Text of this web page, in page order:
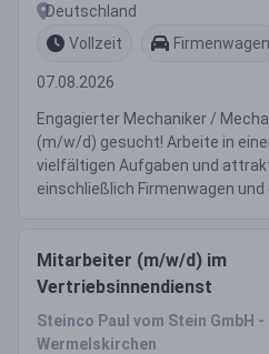
Deutschland
Vollzeit
Firmenwagen
07.08.2026
Engagierter Mechaniker /
(m/w/d) gesucht! Arbeite in
vielfältigen Aufgaben und
einschließlich Firmenwagen und
Mitarbeiter (m/w/d) im
Vertriebsinnendienst
Steinco Paul vom Stein GmbH -
Wermelskirchen